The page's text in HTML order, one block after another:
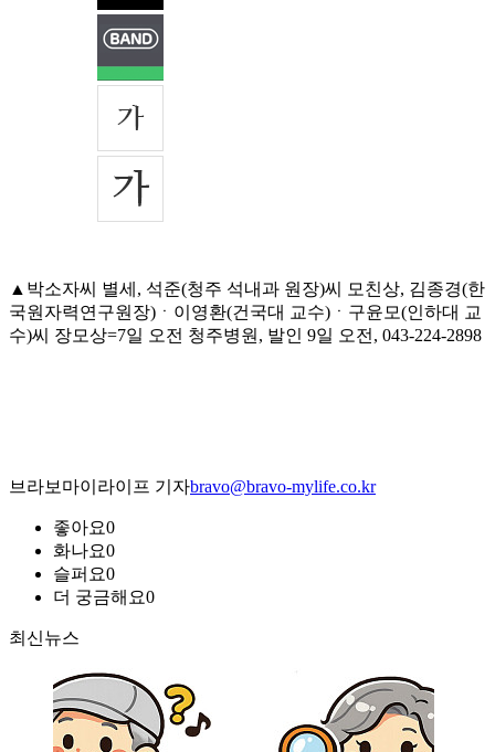
▲박소자씨 별세, 석준(청주 석내과 원장)씨 모친상, 김종경(한
국원자력연구원장)ㆍ이영환(건국대 교수)ㆍ구윤모(인하대 교
수)씨 장모상=7일 오전 청주병원, 발인 9일 오전, 043-224-2898
브라보마이라이프 기자bravo@bravo-mylife.co.kr
좋아요0
화나요0
슬퍼요0
더 궁금해요0
최신뉴스